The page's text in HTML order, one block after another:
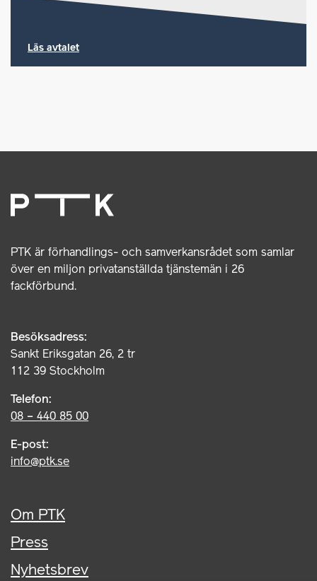
Läs avtalet
PTK är förhandlings- och samverkansrådet som samlar
över en miljon privatanställda tjänstemän i 26
fackförbund.
Besöksadress:
Sankt Eriksgatan 26, 2 tr
112 39 Stockholm
Telefon:
08 – 440 85 00
E-post:
info@ptk.se
Om PTK
Press
Nyhetsbrev